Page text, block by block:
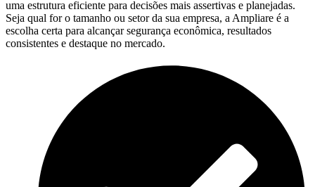
uma estrutura eficiente para decisões mais assertivas e planejadas.
Seja qual for o tamanho ou setor da sua empresa, a Ampliare é a
escolha certa para alcançar segurança econômica, resultados
consistentes e destaque no mercado.